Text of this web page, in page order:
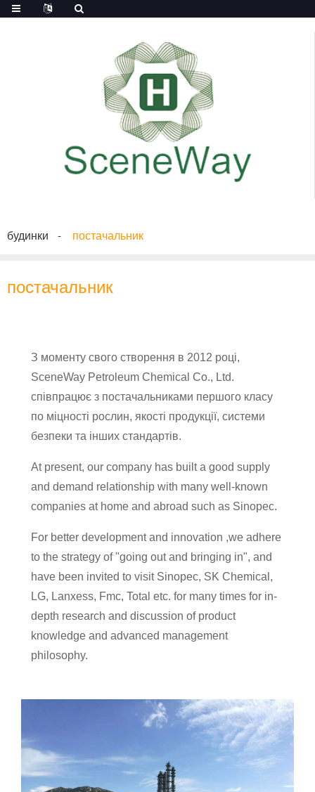
будинки постачальник
постачальник
З моменту свого створення в 2012 році,
SceneWay Petroleum Chemical Co., Ltd.
співпрацює з постачальниками першого класу
по міцності рослин, якості продукції, системи
безпеки та інших стандартів.
At present, our company has built a good supply
and demand relationship with many well-known
companies at home and abroad such as Sinopec.
For better development and innovation ,we adhere
to the strategy of "going out and bringing in", and
have been invited to visit Sinopec, SK Chemical,
LG, Lanxess, Fmc, Total etc. for many times for in-
depth research and discussion of product
knowledge and advanced management
philosophy.